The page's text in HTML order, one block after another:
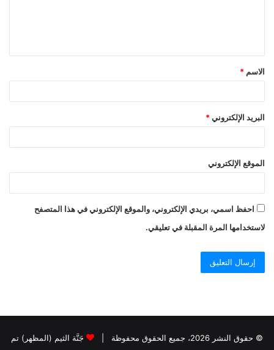
الاسم *
البريد الإلكتروني *
الموقع الإلكتروني
احفظ اسمي، بريدي الإلكتروني، والموقع الإلكتروني في هذا المتصفح
لاستخدامها المرة المقبلة في تعليقي.
© حقوق النشر 2026، جميع الحقوق محفوظة | جَنَّة الثيم (المظهر) تم